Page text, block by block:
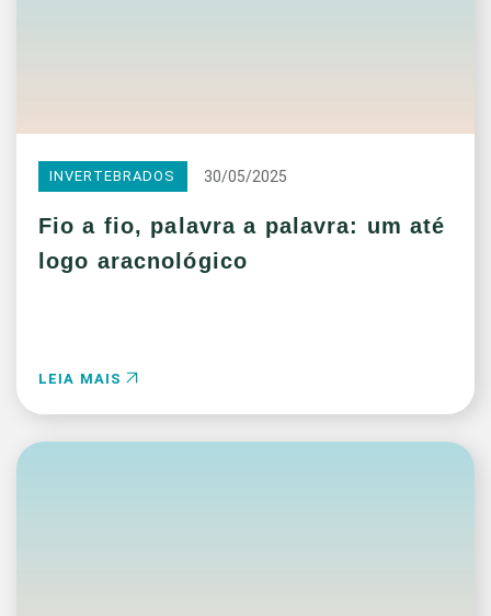
INVERTEBRADOS 30/05/2025
Fio a fio, palavra a palavra: um até
logo aracnológico
LEIA MAIS